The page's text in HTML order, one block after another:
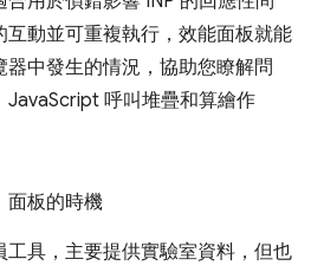
互動並可重複執行，效能面板就能
中發生的情況，協助您瞭解問
JavaScript 呼叫堆疊和算繪作
面板的時機
工具，主要提供實驗室資料，但也